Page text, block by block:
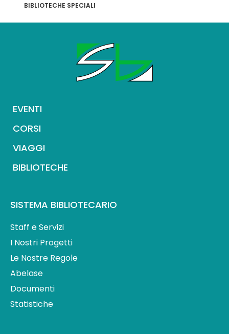
BIBLIOTECHE SPECIALI
EVENTI
CORSI
VIAGGI
BIBLIOTECHE
SISTEMA BIBLIOTECARIO
Staff e Servizi
I Nostri Progetti
Le Nostre Regole
Abelase
Documenti
Statistiche